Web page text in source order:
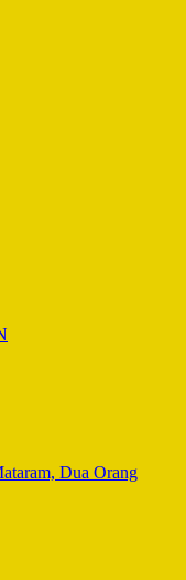
Dua Orang